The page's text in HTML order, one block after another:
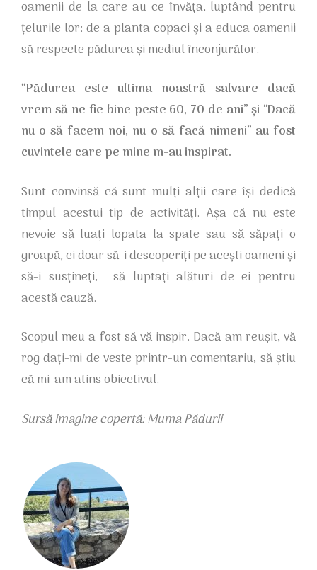
oamenii de la care au ce învăța, luptând pentru
țelurile lor: de a planta copaci și a educa oamenii
să respecte pădurea și mediul înconjurător.
“Pădurea este ultima noastră salvare dacă
vrem să ne fie bine peste 60, 70 de ani” și “Dacă
nu o să facem noi, nu o să facă nimeni” au fost
cuvintele care pe mine m-au inspirat.
Sunt convinsă că sunt mulți alții care își dedică
timpul acestui tip de activități. Așa că nu este
nevoie să luați lopata la spate sau să săpați o
groapă, ci doar să-i descoperiți pe acești oameni și
să-i susțineți, să luptați alături de ei pentru
acestă cauză.
Scopul meu a fost să vă inspir. Dacă am reușit, vă
rog dați-mi de veste printr-un comentariu, să știu
că mi-am atins obiectivul.
Sursă imagine copertă: Muma Pădurii